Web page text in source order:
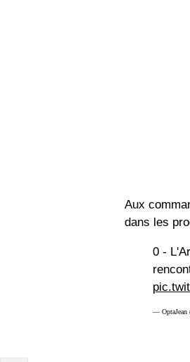
Aux
dans les
0 -
— OptaJean